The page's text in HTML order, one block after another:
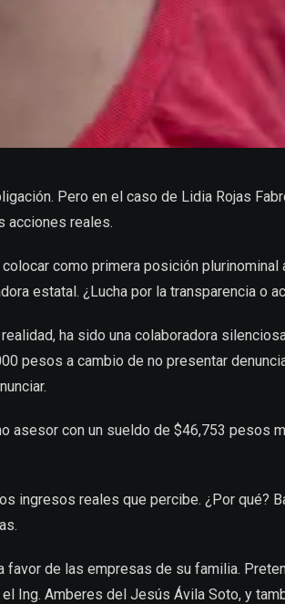
Pero en el caso de Lidia Rojas
acciones reales.
como primera posición
estatal. ¿Lucha por la transparencia o
ha sido una colaboradora
pesos a cambio de no presentar
asesor con un sueldo de $46,753 pesos
ingresos reales que percibe. ¿Por qué?
de las empresas de su familia.
Ing. Amberes del Jesús Ávila Soto, y